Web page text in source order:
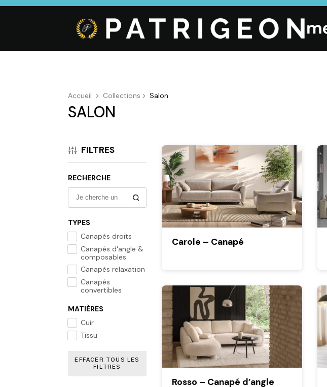
Salons d’angles
& composables,
Fauteuils et
relaxation,
Tables basses
Tables, Chaises,
Meubles TV,
Meubles de
complément
Armoires, Lits,
Chevets,
Commodes
Accueil Collections Salon
SALON
FILTRES
RECHERCHE
TYPES
Canapés droits
Canapés d'angle &
composables
Canapés relaxation
Canapés
convertibles
MATIÈRES
Cuir
Tissu
EFFACER TOUS LES
FILTRES
Carole – Canapé
Rosso – Canapé d’angle